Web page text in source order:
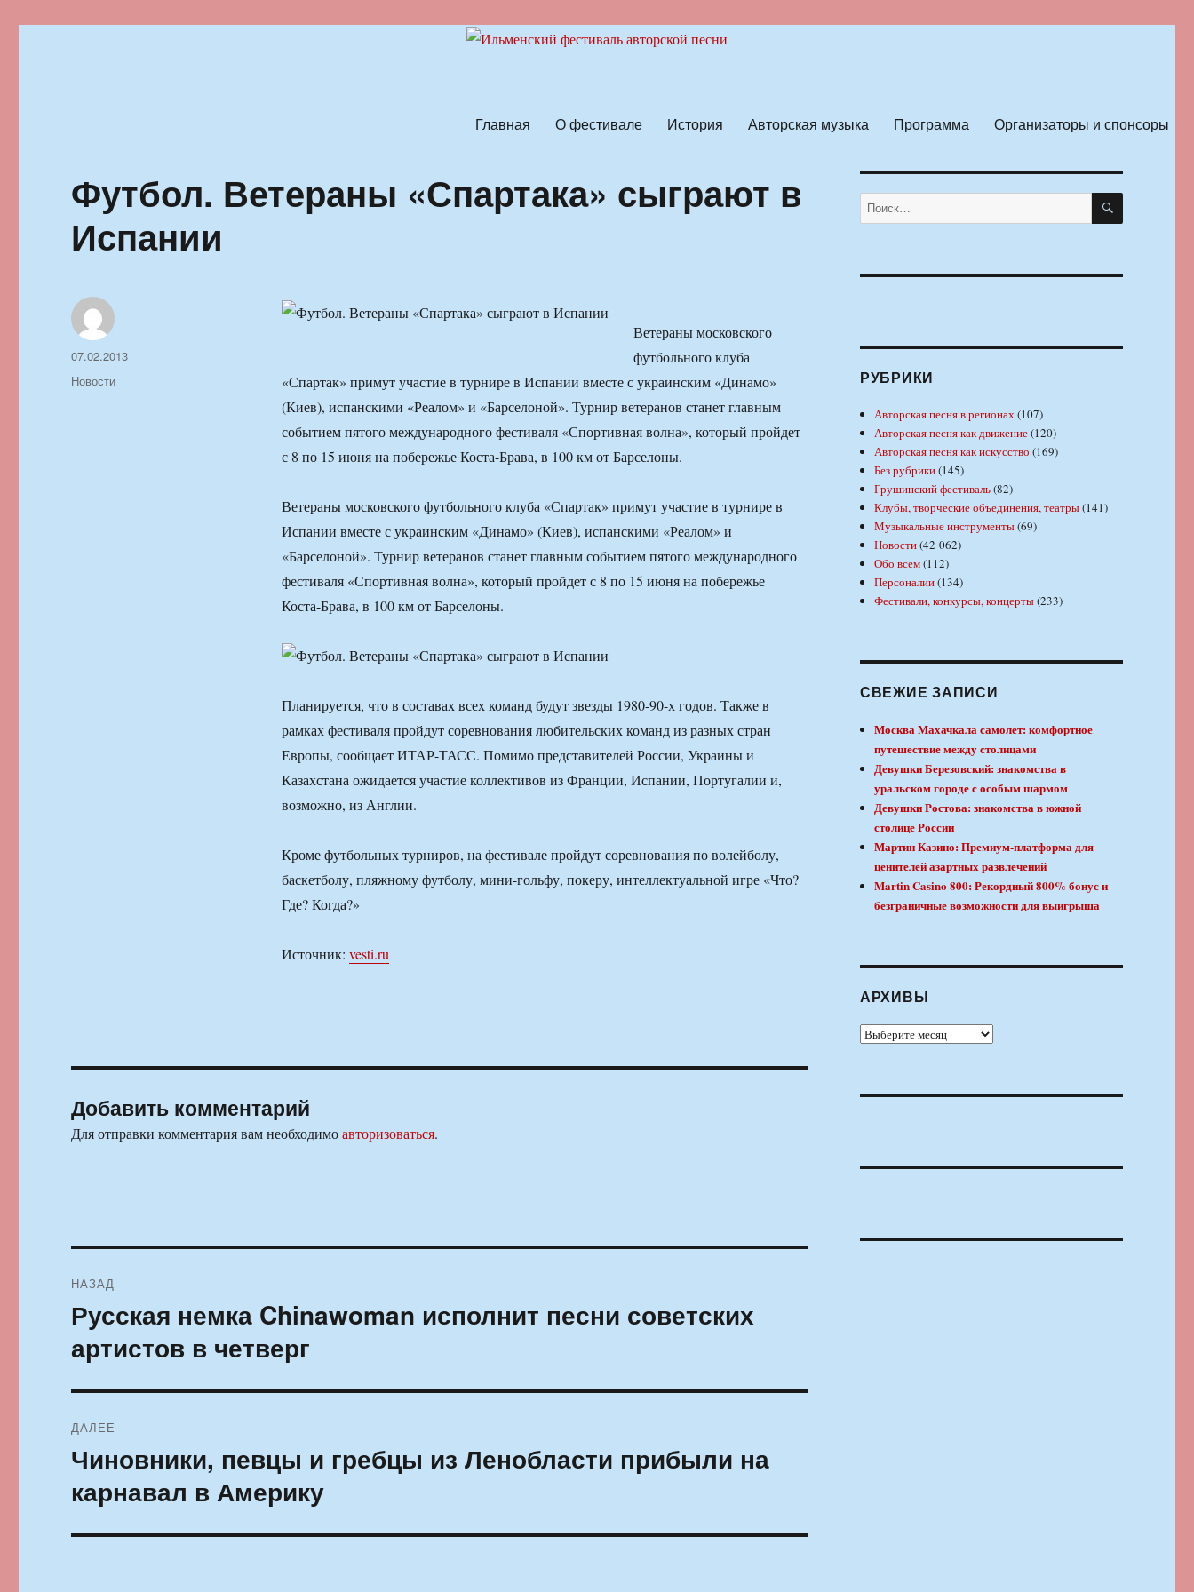
Главная О фестивале История Авторская музыка Программа Организаторы и спонсоры
Футбол. Ветераны «Спартака» сыграют в
Испании
Ветераны московского
футбольного клуба
«Спартак» примут участие в турнире в Испании вместе с украинским «Динамо»
(Киев), испанскими «Реалом» и «Барселоной». Турнир ветеранов станет главным
событием пятого международного фестиваля «Спортивная волна», который пройдет
с 8 по 15 июня на побережье Коста-Брава, в 100 км от Барселоны.
Ветераны московского футбольного клуба «Спартак» примут участие в турнире в
Испании вместе с украинским «Динамо» (Киев), испанскими «Реалом» и
«Барселоной». Турнир ветеранов станет главным событием пятого международного
фестиваля «Спортивная волна», который пройдет с 8 по 15 июня на побережье
Коста-Брава, в 100 км от Барселоны.
Планируется, что в составах всех команд будут звезды 1980-90-х годов. Также в
рамках фестиваля пройдут соревнования любительских команд из разных стран
Европы, сообщает ИТАР-ТАСС. Помимо представителей России, Украины и
Казахстана ожидается участие коллективов из Франции, Испании, Португалии и,
возможно, из Англии.
Кроме футбольных турниров, на фестивале пройдут соревнования по волейболу,
баскетболу, пляжному футболу, мини-гольфу, покеру, интеллектуальной игре «Что?
Где? Когда?»
Источник: vesti.ru
Автор
Опубликовано
07.02.2013
Рубрики
Новости
Добавить комментарий
Для отправки комментария вам необходимоавторизоваться.
по
записям
НАЗАД
Предыдущая
запись:
Русская немка Chinawoman исполнит песни советских
артистов в четверг
ДАЛЕЕ
Следующая
Чиновники, певцы и гребцы из Ленобласти прибыли на
карнавал в Америку
Искать: ПОИСК
РУБРИКИ
Авторская песня в регионах(107)
Авторская песня как движение(120)
Авторская песня как искусство (169)
Без рубрики(145)
Грушинский фестиваль(82)
Клубы, творческие объединения, театры(141)
Музыкальные инструменты(69)
Новости(42 062)
Обо всем(112)
Персоналии(134)
Фестивали, конкурсы, концерты(233)
СВЕЖИЕ ЗАПИСИ
Москва Махачкала самолет: комфортное
путешествие между столицами
Девушки Березовский: знакомства в
уральском городе с особым шармом
Девушки Ростова: знакомства в южной
столице России
Мартин Казино: Премиум-платформа для
ценителей азартных развлечений
Martin Casino 800: Рекордный 800% бонус и
безграничные возможности для выигрыша
АРХИВЫ
Архивы